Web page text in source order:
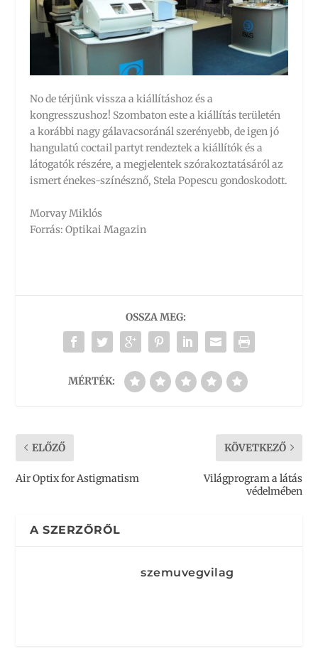
No de térjünk vissza a kiállításhoz és a
kongresszushoz! Szombaton este a kiállítás területén
a korábbi nagy gálavacsoránál szerényebb, de igen jó
hangulatú coctail partyt rendeztek a kiállítók és a
látogatók részére, a megjelentek szórakoztatásáról az
ismert énekes-színésznő, Stela Popescu gondoskodott.
Morvay Miklós
Forrás: Optikai Magazin
OSSZA MEG:
MÉRTÉK:
ELŐZŐ
Air Optix for Astigmatism
KÖVETKEZŐ
Világprogram a látás
védelmében
A SZERZŐRŐL
szemuvegvilag